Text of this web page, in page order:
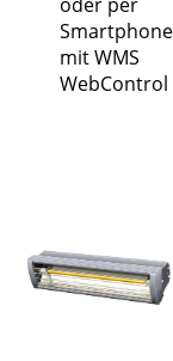
Smartphone
mit WMS
WebControl